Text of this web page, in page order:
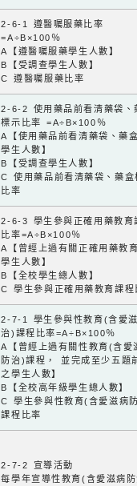
2-6-1 遵醫囑服藥比率
=A÷B×100％
A【遵醫囑服藥學生人數】
B【受調查學生人數】
C 遵醫囑服藥比率
2-6-2 使用藥品前看清藥袋、
標示比率 =A÷B×100％
A【使用藥品前看清藥袋、藥
學生人數】
B【受調查學生人數】
C 使用藥品前看清藥袋、藥盒
比率
2-6-3 學生參與正確用藥教育
比率=A÷B×100％
A【曾經上過有關正確用藥教
學生人數】
B【全校學生總人數】
C 學生參與正確用藥教育課程
2-7-1 學生參與性教育(含愛
治)課程比率=A÷B×100％
A【曾經上過有關性教育(含愛
防治)課程， 並完成至少五題
之學生人數】
B【全校高年級學生總人數】
C 學生參與性教育(含愛滋病
課程比率
2-7-2 宣導活動
每學年宣導性教育(含愛滋病